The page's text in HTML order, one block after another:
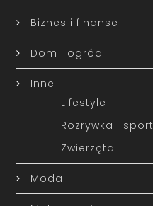
Biznes i finanse
Dom i ogród
Inne
Lifestyle
Rozrywka i sport
Zwierzęta
Moda